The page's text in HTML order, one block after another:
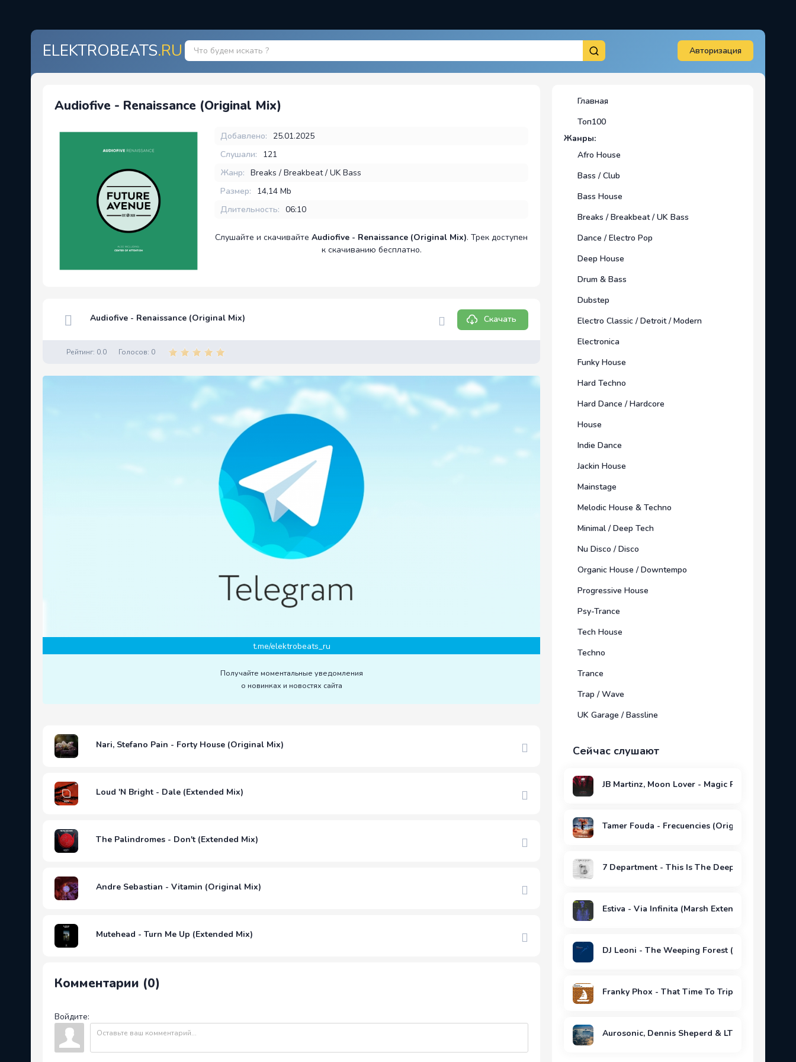
ELEKTROBEATS.RU Авторизация
Audiofive - Renaissance (Original Mix)
Добавлено:
25.01.2025
Слушали:
121
Жанр: Breaks / Breakbeat / UK Bass
Размер:
14,14 Mb
Длительность: 06:10
Слушайте и скачивайте Audiofive - Renaissance (Original Mix). Трек доступен
к скачиванию бесплатно.
Audiofive - Renaissance (Original Mix) Скачать
Рейтинг: 0.0 Голосов: 0
t.me/elektrobeats_ru
Получайте моментальные уведомления
о новинках и новостях сайта
Nari, Stefano Pain - Forty House (Original Mix)
Loud 'N Bright - Dale (Extended Mix)
The Palindromes - Don't (Extended Mix)
Andre Sebastian - Vitamin (Original Mix)
Mutehead - Turn Me Up (Extended Mix)
Комментарии (0)
Войдите:
Главная
Топ100
Жанры:
Afro House
Bass / Club
Bass House
Breaks / Breakbeat / UK Bass
Dance / Electro Pop
Deep House
Drum & Bass
Dubstep
Electro Classic / Detroit / Modern
Electronica
Funky House
Hard Techno
Hard Dance / Hardcore
House
Indie Dance
Jackin House
Mainstage
Melodic House & Techno
Minimal / Deep Tech
Nu Disco / Disco
Organic House / Downtempo
Progressive House
Psy-Trance
Tech House
Techno
Trance
Trap / Wave
UK Garage / Bassline
Сейчас слушают
JB Martinz, Moon Lover - Magic Portal (Moon
Tamer Fouda - Frecuencies (Original Mix)
7 Department - This Is The Deepest (Original
Estiva - Via Infinita (Marsh Extended Remix)
DJ Leoni - The Weeping Forest (Deep Surr
Franky Phox - That Time To Trip (Extended Mix)
Aurosonic, Dennis Sheperd & LTN- No Borders